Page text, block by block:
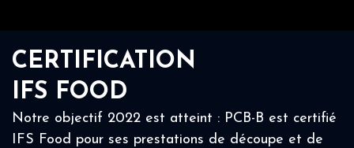
CERTIFICATION
IFS FOOD
Notre objectif 2022 est atteint : PCB-B est certifié
IFS Food pour ses prestations de découpe et de